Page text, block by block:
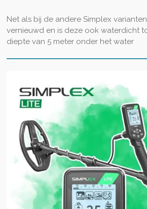
Net als bij de andere Simplex
vernieuwd en is deze ook waterdicht
diepte van 5 meter onder het water